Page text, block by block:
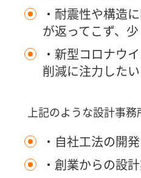
・耐震性や構造
が返ってこず、
・新型コロナウ
削減に注力したい
上記のような設計事
・自社工法の開発
・創業からの設